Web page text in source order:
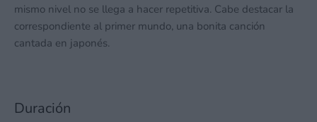
mismo nivel no se llega a hacer repetitiva. Cabe destacar la
correspondiente al primer mundo, una bonita canción
cantada en japonés.
Duración